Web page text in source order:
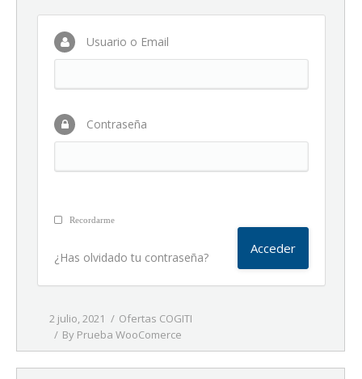
Usuario o Email
Contraseña
Recordarme
¿Has olvidado tu contraseña?
2 julio, 2021
Ofertas COGITI
By Prueba WooComerce